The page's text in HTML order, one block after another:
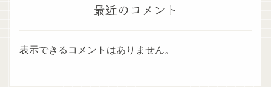
最近のコメント
表示できるコメントはありません。